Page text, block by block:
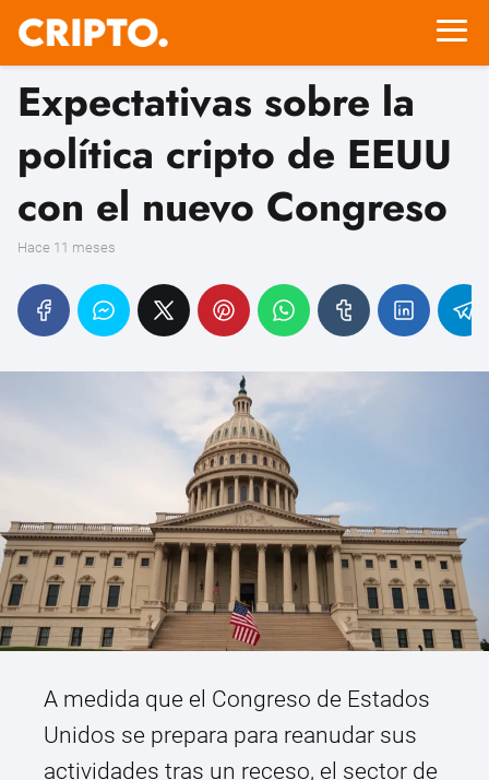
Expectativas sobre la
política cripto de EEUU
con el nuevo Congreso
hace 11 meses
A medida que el Congreso de Estados
Unidos se prepara para reanudar sus
actividades tras un receso, el sector de